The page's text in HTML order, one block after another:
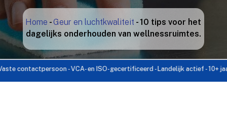
Home -Geur en luchtkwaliteit -10 tips voor het
dagelijks onderhouden van wellnessruimtes.
- VCA- en ISO-gecertificeerd - Landelijk actief - 10+ jaar